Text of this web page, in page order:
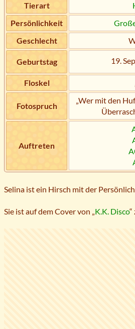
Tierart
Persönlichkeit
Geschlecht
Geburtstag 19.
Floskel
Fotospruch
„Wer mit den
Auftreten
Selina ist ein Hirsch mit der
Sie ist auf dem Cover von „K.K. Disco“